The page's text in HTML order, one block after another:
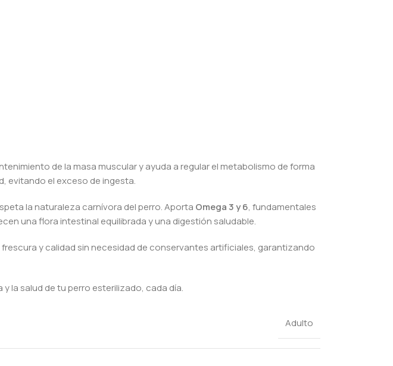
de la masa muscular y ayuda a regular el metabolismo de forma
evitando el exceso de ingesta.
la naturaleza carnívora del perro. Aporta Omega 3 y 6, fundamentales
una flora intestinal equilibrada y una digestión saludable.
y calidad sin necesidad de conservantes artificiales, garantizando
la salud de tu perro esterilizado, cada día.
Adulto